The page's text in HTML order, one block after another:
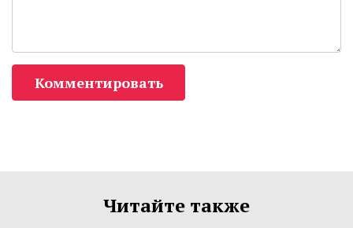
Комментировать
Читайте также